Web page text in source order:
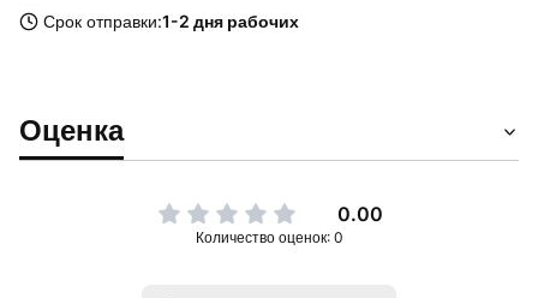
Срок отправки:1-2 дня рабочих
Оценка
0.00
Количество оценок: 0